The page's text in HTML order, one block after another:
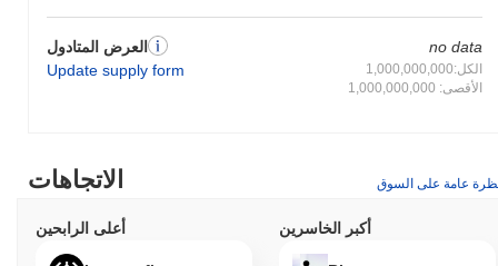
العرض المتادول
Update supply form
no data
الكل:1,000,000,000
الأقصى: 1,000,000,000
الاتجاهات عامة على السوق
أعلى الرابحين أكبر الخاسرين